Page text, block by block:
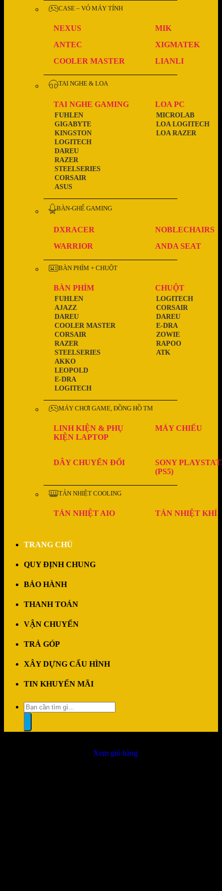
CASE – VỎ MÁY TÍNH
NEXUS
MIK
ANTEC
XIGMATEK
COOLER MASTER
LIANLI
TAI NGHE & LOA
TAI NGHE GAMING
ASUS
CORSAIR
STEELSERIES
RAZER
DAREU
LOGITECH
KINGSTON
GIGABYTE
FUHLEN
LOA PC
LOA RAZER
LOA LOGITECH
MICROLAB
BÀN-GHẾ GAMING
DXRACER
NOBLECHAIRS
WARRIOR
ANDA SEAT
BÀN PHÍM + CHUỘT
BÀN PHÍM
LOGITECH
E-DRA
LEOPOLD
AKKO
STEELSERIES
RAZER
CORSAIR
COOLER MASTER
DAREU
AJAZZ
FUHLEN
CHUỘT
ATK
RAPOO
ZOWIE
E-DRA
DAREU
CORSAIR
LOGITECH
MÁY CHƠI GAME, ĐỒNG HỒ TM
LINH KIỆN & PHỤ
KIỆN LAPTOP
MÁY CHIẾU
DÂY CHUYỂN ĐỔI
SONY
(PS5)
TẢN NHIỆT COOLING
TẢN NHIỆT AIO TẢN NHIỆT KHÍ
TRANG CHỦ
QUY ĐỊNH CHUNG
BẢO HÀNH
THANH TOÁN
VẬN CHUYỂN
TRẢ GÓP
XÂY DỰNG CẤU HÌNH
TIN KHUYẾN MÃI
Tìm
kiếm:
Xem giỏ hàng